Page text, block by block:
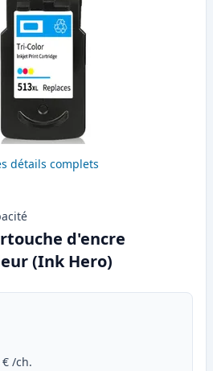
détails complets
d'encre
(Ink Hero)
€ /ch.